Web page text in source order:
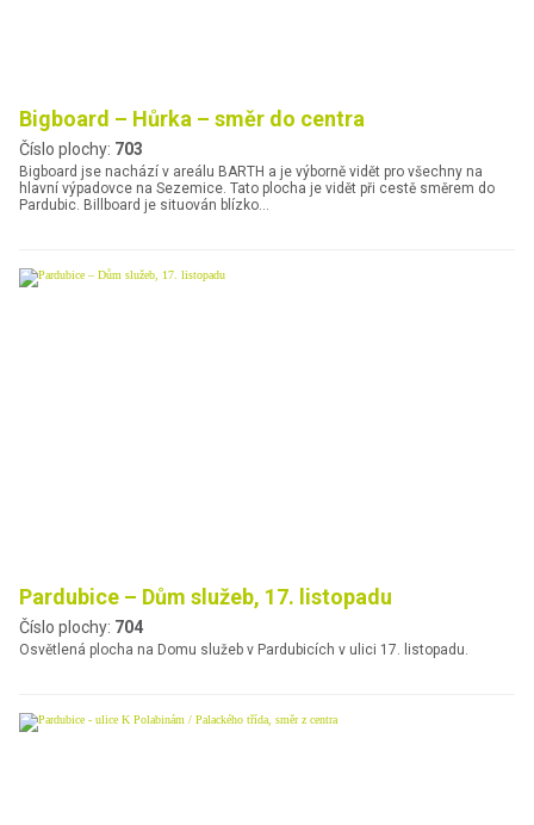
Bigboard – Hůrka – směr do centra
Číslo plochy: 703
Bigboard jse nachází v areálu BARTH a je výborně vidět pro všechny na
hlavní výpadovce na Sezemice. Tato plocha je vidět při cestě směrem do
Pardubic. Billboard je situován blízko…
Pardubice – Dům služeb, 17. listopadu
Číslo plochy: 704
Osvětlená plocha na Domu služeb v Pardubicích v ulici 17. listopadu.